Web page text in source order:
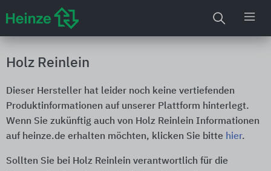
Holz Reinlein
Dieser Hersteller hat leider noch keine vertiefenden
Produktinformationen auf unserer Plattform hinterlegt.
Wenn Sie zukünftig auch von Holz Reinlein Informationen
auf heinze.de erhalten möchten, klicken Sie bitte hier.
Sollten Sie bei Holz Reinlein verantwortlich für die